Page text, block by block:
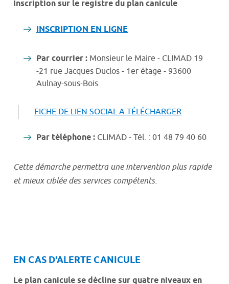
Inscription sur le registre du plan canicule
INSCRIPTION EN LIGNE
Par courrier : Monsieur le Maire - CLIMAD 19
-21 rue Jacques Duclos - 1er étage - 93600
Aulnay-sous-Bois
FICHE DE LIEN SOCIAL A TÉLÉCHARGER
Par téléphone : CLIMAD - Tél. : 01 48 79 40 60
Cette démarche permettra une intervention plus rapide
et mieux ciblée des services compétents.
EN CAS D'ALERTE CANICULE
Le plan canicule se décline sur quatre niveaux en